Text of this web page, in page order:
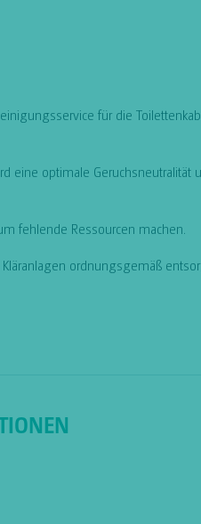
für die
eine optimale Geruchsneutralität
fehlende Ressourcen machen.
ordnungsgemäß